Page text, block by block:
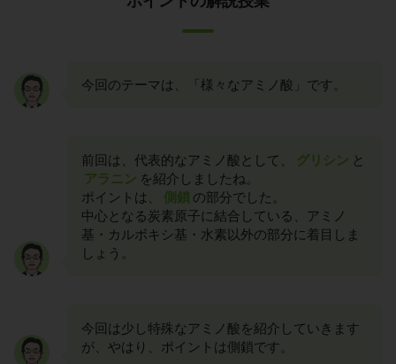
今回のテーマは、「様々なアミノ酸」です。
前回は、代表的なアミノ酸として、 グリシン と
アラニン を紹介しましたね。
ポイントは、
側鎖 の部分でした。
中心となる炭素原子に結合している、アミノ
基・カルボキシ基・水素以外の部分に着目しま
しょう。
今回は少し特殊なアミノ酸を紹介していきます
が、やはり、ポイントは側鎖です。